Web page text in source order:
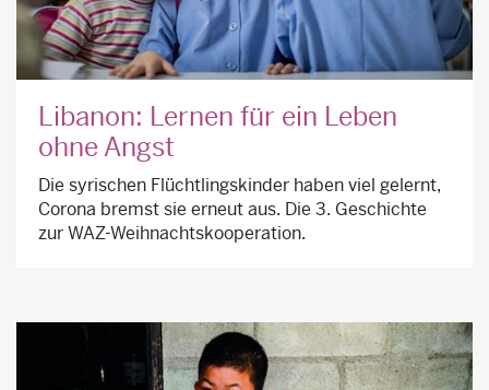
Libanon: Lernen für ein Leben
ohne Angst
Die syrischen Flüchtlingskinder haben viel gelernt,
Corona bremst sie erneut aus. Die 3. Geschichte
zur WAZ-Weihnachtskooperation.